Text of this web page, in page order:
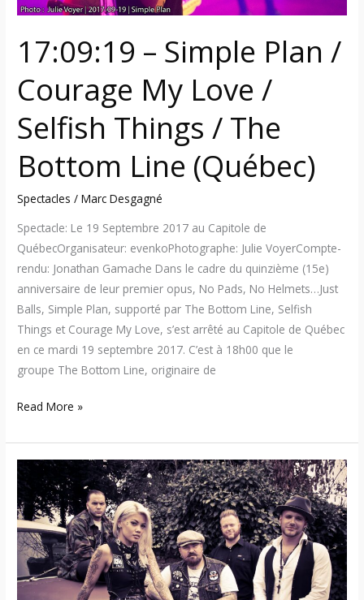
17:09:19 – Simple Plan /
Courage My Love /
Selfish Things / The
Bottom Line (Québec)
Spectacles /Marc Desgagné
Spectacle: Le 19 Septembre 2017 au Capitole de
QuébecOrganisateur: evenkoPhotographe: Julie VoyerCompte-
rendu: Jonathan Gamache Dans le cadre du quinzième (15e)
anniversaire de leur premier opus, No Pads, No Helmets…Just
Balls, Simple Plan, supporté par The Bottom Line, Selfish
Things et Courage My Love, s’est arrêté au Capitole de Québec
en ce mardi 19 septembre 2017. C’est à 18h00 que le
groupe The Bottom Line, originaire de
Things
The
Line
Read More »
17:09:16
–
The
Creepshow
/
The